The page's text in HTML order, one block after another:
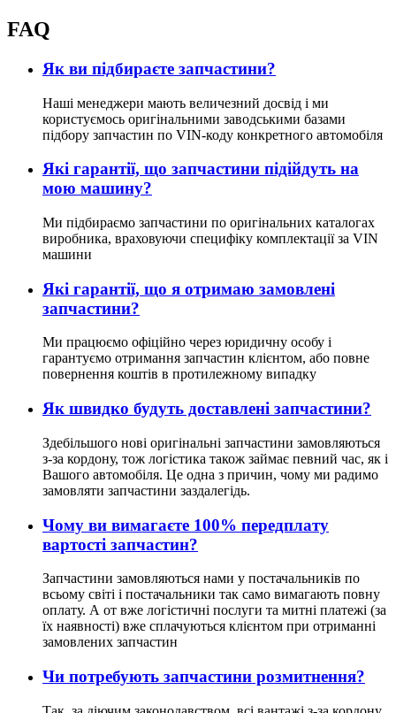
FAQ
Як ви підбираєте запчастини?
Наші менеджери мають величезний досвід і ми
користуємось оригінальними заводськими базами
підбору запчастин по VIN-коду конкретного автомобіля
Які гарантії, що запчастини підійдуть на
мою машину?
Ми підбираємо запчастини по оригінальних каталогах
виробника, враховуючи специфіку комплектації за VIN
машини
Які гарантії, що я отримаю замовлені
запчастини?
Ми працюємо офіційно через юридичну особу і
гарантуємо отримання запчастин клієнтом, або повне
повернення коштів в протилежному випадку
Як швидко будуть доставлені запчастини?
Здебільшого нові оригінальні запчастини замовляються
з-за кордону, тож логістика також займає певний час, як і
Вашого автомобіля. Це одна з причин, чому ми радимо
замовляти запчастини заздалегідь.
Чому ви вимагаєте 100% передплату
вартості запчастин?
Запчастини замовляються нами у постачальників по
всьому світі і постачальники так само вимагають повну
оплату. А от вже логістичні послуги та митні платежі (за
їх наявності) вже сплачуються клієнтом при отриманні
замовлених запчастин
Чи потребують запчастини розмитнення?